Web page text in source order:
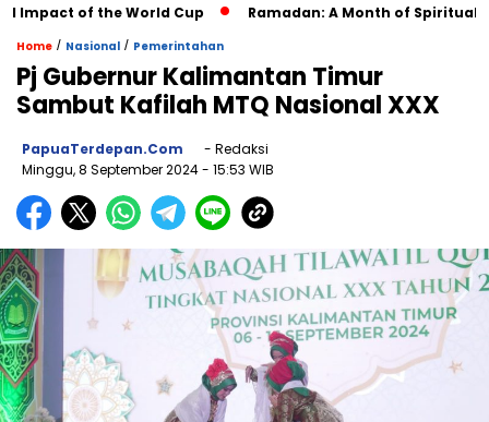
of the World Cup Ramadan: A Month of Spiritual
Home / Nasional / Pemerintahan
Pj Gubernur Kalimantan Timur
Sambut Kafilah MTQ Nasional XXX
PapuaTerdepan.com
- Redaksi
Minggu, 8 September 2024- 15:53 WIB